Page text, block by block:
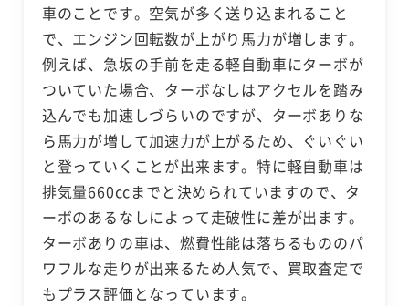
車のことです。空気が多く送り込まれること
で、エンジン回転数が上がり馬力が増します。
例えば、急坂の手前を走る軽自動車にターボが
ついていた場合、ターボなしはアクセルを踏み
込んでも加速しづらいのですが、ターボありな
ら馬力が増して加速力が上がるため、ぐいぐい
と登っていくことが出来ます。特に軽自動車は
排気量660ccまでと決められていますので、タ
ーボのあるなしによって走破性に差が出ます。
ターボありの車は、燃費性能は落ちるもののパ
ワフルな走りが出来るため人気で、買取査定で
もプラス評価となっています。